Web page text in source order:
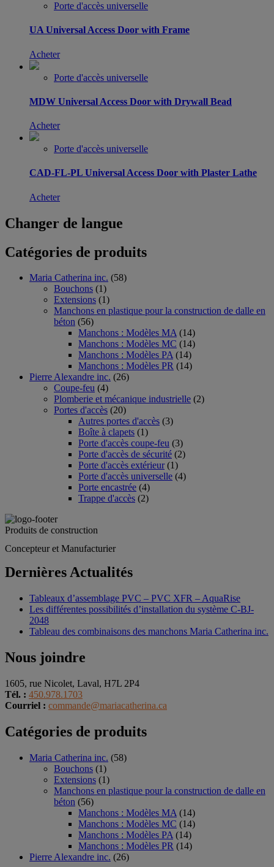
Porte d'accès universelle
UA Universal Access Door with Frame
Acheter
Porte d'accès universelle
MDW Universal Access Door with Drywall Bead
Acheter
Porte d'accès universelle
CAD-FL-PL Universal Access Door with Plaster Lathe
Acheter
Changer de langue
Catégories de produits
Maria Catherina inc. (58)
Bouchons (1)
Extensions (1)
Manchons en plastique pour la construction de dalle en
béton (56)
Manchons : Modèles MA (14)
Manchons : Modèles MC (14)
Manchons : Modèles PA (14)
Manchons : Modèles PR (14)
Pierre Alexandre inc. (26)
Coupe-feu (4)
Plomberie et mécanique industrielle (2)
Portes d'accès (20)
Autres portes d'accès (3)
Boîte à clapets (1)
Porte d'accès coupe-feu (3)
Porte d'accès de sécurité (2)
Porte d'accès extérieur (1)
Porte d'accès universelle (4)
Porte encastrée (4)
Trappe d'accès (2)
Produits de construction
Concepteur et Manufacturier
Dernières Actualités
Tableaux d’assemblage PVC – PVC XFR – AquaRise
Les différentes possibilités d’installation du système C-BJ-
2048
Tableau des combinaisons des manchons Maria Catherina inc.
Nous joindre
1605, rue Nicolet, Laval, H7L 2P4
Tél. : 450.978.1703
Courriel : commande@mariacatherina.ca
Catégories de produits
Maria Catherina inc. (58)
Bouchons (1)
Extensions (1)
Manchons en plastique pour la construction de dalle en
béton (56)
Manchons : Modèles MA (14)
Manchons : Modèles MC (14)
Manchons : Modèles PA (14)
Manchons : Modèles PR (14)
Pierre Alexandre inc. (26)